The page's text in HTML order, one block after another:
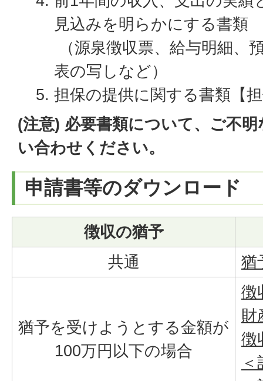
見込みを明らかにする書類
（源泉徴収票、給与明細、
表の写しなど）
担保の提供に関する書類【
(注意) 必要書類について、ご不
い合わせください。
申請書等のダウンロード
徴収の猶予
共通
猶
猶予を受けようとする金額が
100万円以下の場合
徴
財
徴